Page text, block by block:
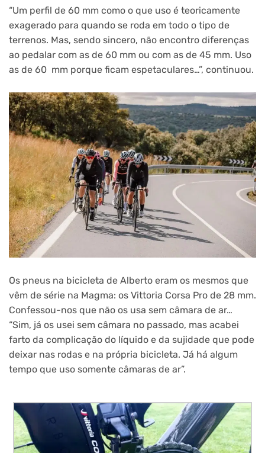
“Um perfil de 60 mm como o que uso é teoricamente
exagerado para quando se roda em todo o tipo de
terrenos. Mas, sendo sincero, não encontro diferenças
ao pedalar com as de 60 mm ou com as de 45 mm. Uso
as de 60 mm porque ficam espetaculares…”, continuou.
Os pneus na bicicleta de Alberto eram os mesmos que
vêm de série na Magma: os Vittoria Corsa Pro de 28 mm.
Confessou-nos que não os usa sem câmara de ar…
“Sim, já os usei sem câmara no passado, mas acabei
farto da complicação do líquido e da sujidade que pode
deixar nas rodas e na própria bicicleta. Já há algum
tempo que uso somente câmaras de ar”.